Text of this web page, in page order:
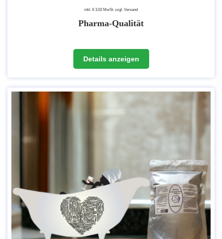
inkl. € 3,02 MwSt. zzgl. Versand
Pharma-Qualität
Es handelt sich um Rohstoffe, die in medizinischen Anwendungen
Nebenprodukten, die bei der Herstellung entstehen können, wird so
auf ein vernachlässigbares Minimum reduziert.
desto weniger Fremdprodukte wie Schwermetalle o.ä. sind im Produkt
Magnesiumchlorid in pharmazeutischer Qualität, Gehalt
>99,9 %wird in der EU hergestellt. Durch mehrere Verfahren und
Aufreinigungen kann dann diese Qualitätsstufe erreicht werden. Unser
Magnesiumchlorid entspricht den Ph.Eur.-Richtlinien (zusätzlich auch
den Richtinien BP, USP, JP, FCC und ACS).
Details anzeigen